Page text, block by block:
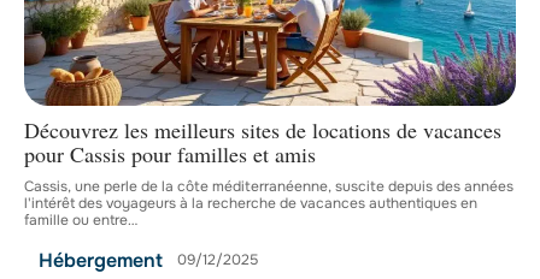
Découvrez les meilleurs sites de locations de vacances
pour Cassis pour familles et amis
Cassis, une perle de la côte méditerranéenne, suscite depuis des années
l'intérêt des voyageurs à la recherche de vacances authentiques en
famille ou entre…
Hébergement 09/12/2025